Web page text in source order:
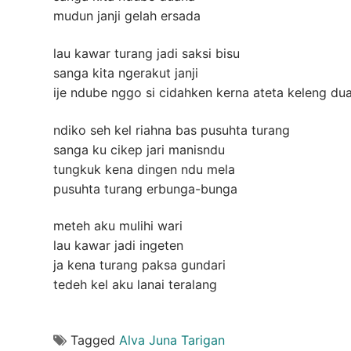
mudun janji gelah ersada
lau kawar turang jadi saksi bisu
sanga kita ngerakut janji
ije ndube nggo si cidahken kerna ateta keleng
ndiko seh kel riahna bas pusuhta turang
sanga ku cikep jari manisndu
tungkuk kena dingen ndu mela
pusuhta turang erbunga-bunga
meteh aku mulihi wari
lau kawar jadi ingeten
ja kena turang paksa gundari
tedeh kel aku lanai teralang
Tagged Alva Juna Tarigan